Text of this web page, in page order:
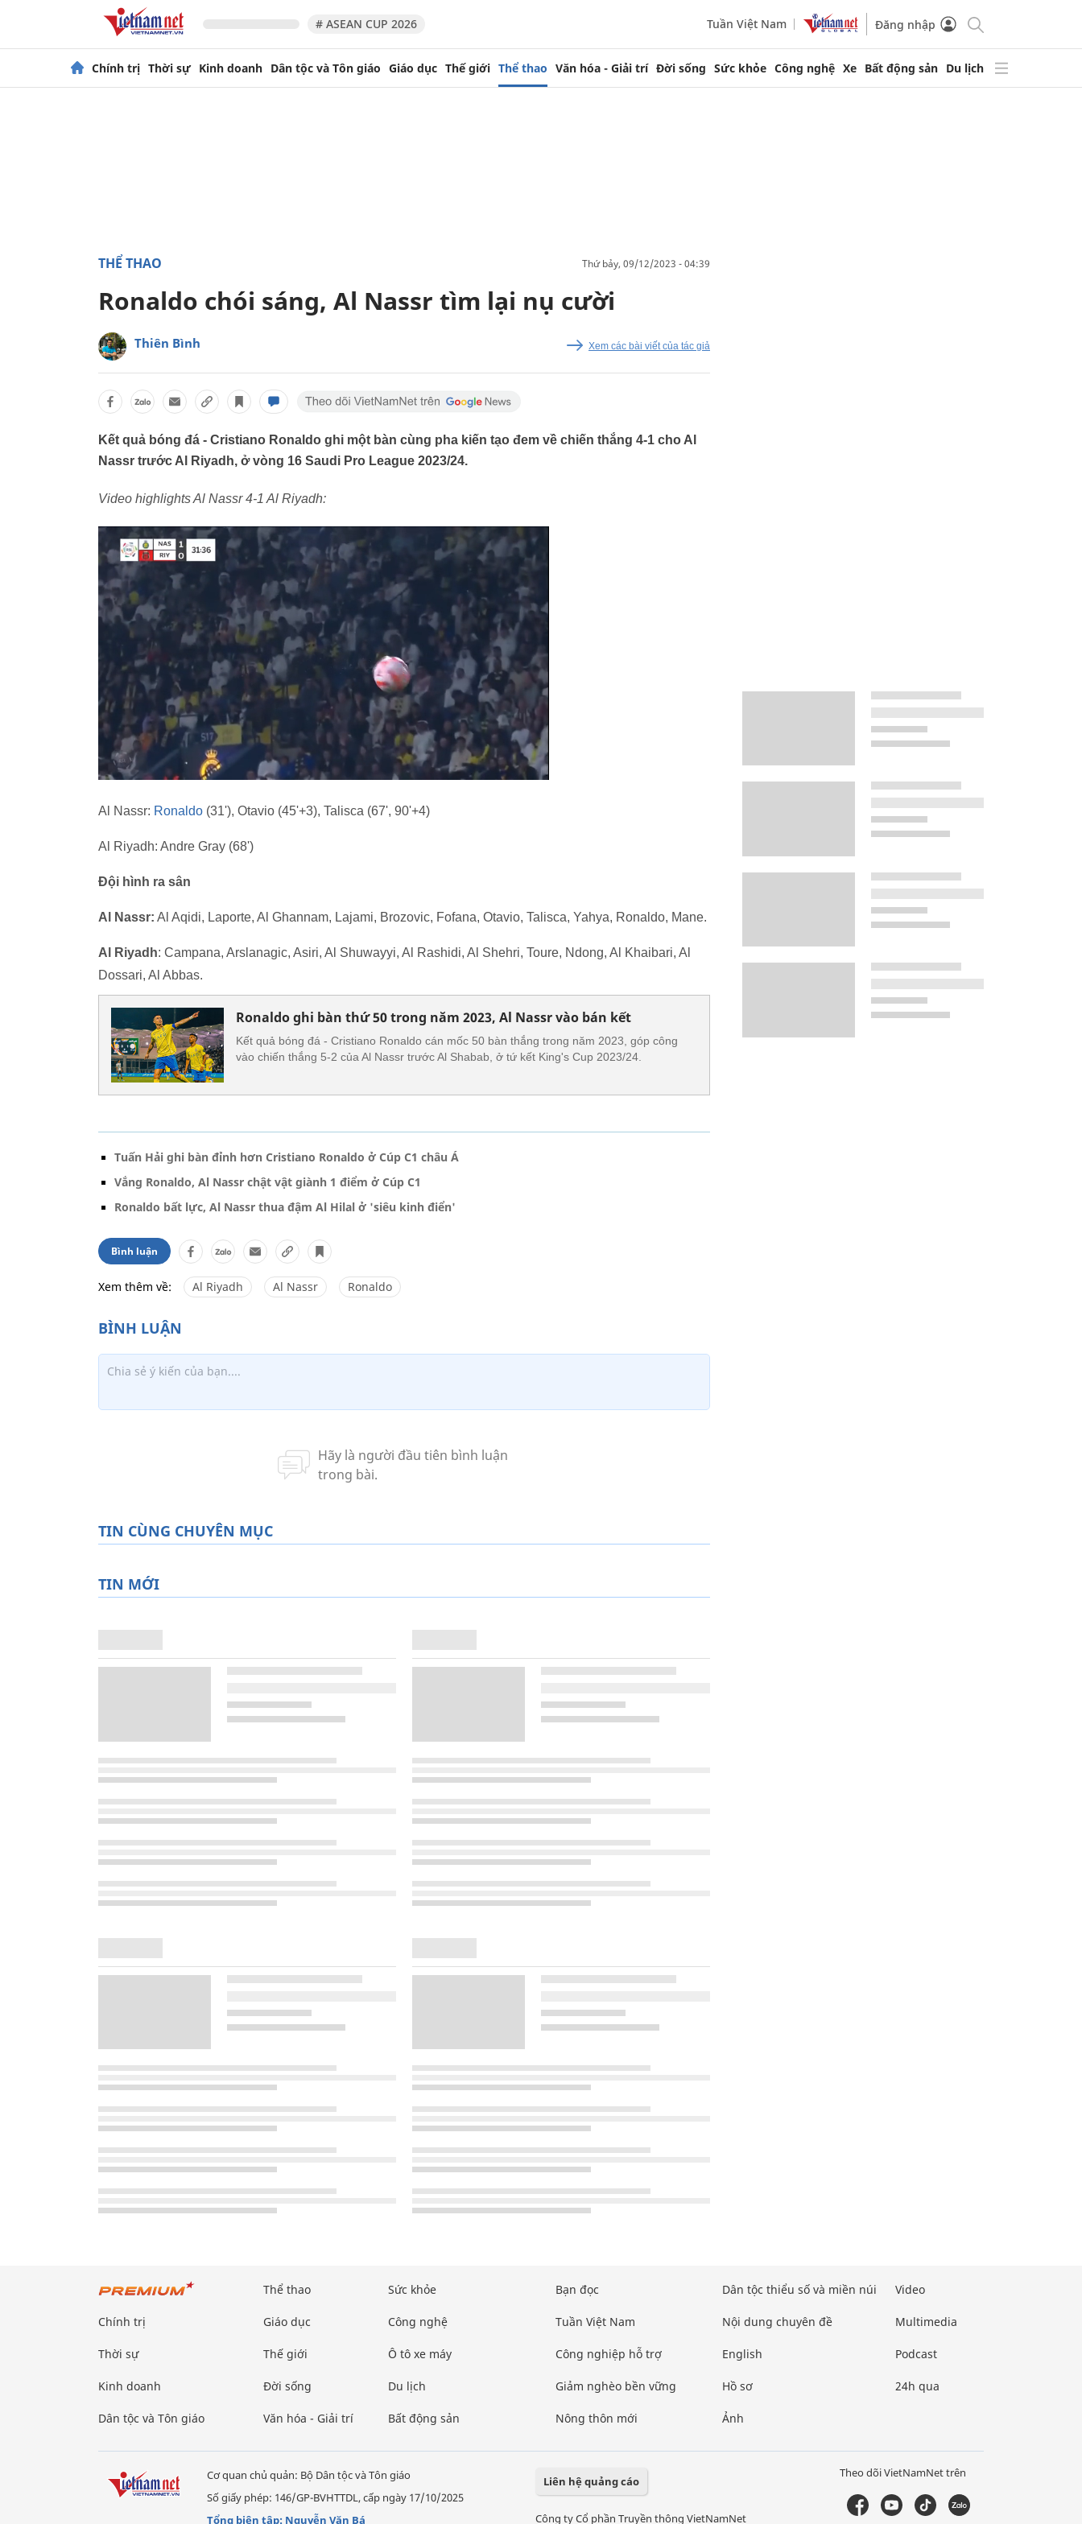
# ASEAN CUP 2026 Tuần Việt Nam Đăng nhập
Chính trị Thời sự Kinh doanh Dân tộc và Tôn giáo Giáo dục Thế giới Thể thao Văn hóa - Giải trí Đời sống Sức khỏe Công nghệ Xe Bất động sản Du lịch
THỂ THAO thứ bảy, 09/12/2023 - 04:39
Ronaldo chói sáng, Al Nassr tìm lại nụ cười
Thiên Bình Xem các bài viết của tác giả
Kết quả bóng đá - Cristiano Ronaldo ghi một bàn cùng pha kiến tạo đem về chiến thắng 4-1 cho Al
Nassr trước Al Riyadh, ở vòng 16 Saudi Pro League 2023/24.
Video highlights Al Nassr 4-1 Al Riyadh:
Al Nassr: Ronaldo (31'), Otavio (45'+3), Talisca (67', 90'+4)
Al Riyadh: Andre Gray (68')
Đội hình ra sân
Al Nassr: Al Aqidi, Laporte, Al Ghannam, Lajami, Brozovic, Fofana, Otavio, Talisca, Yahya, Ronaldo, Mane.
Al Riyadh: Campana, Arslanagic, Asiri, Al Shuwayyi, Al Rashidi, Al Shehri, Toure, Ndong, Al Khaibari, Al
Dossari, Al Abbas.
Ronaldo ghi bàn thứ 50 trong năm 2023, Al Nassr vào bán kết
Kết quả bóng đá - Cristiano Ronaldo cán mốc 50 bàn thắng trong năm 2023, góp công
vào chiến thắng 5-2 của Al Nassr trước Al Shabab, ở tứ kết King's Cup 2023/24.
Tuấn Hải ghi bàn đỉnh hơn Cristiano Ronaldo ở Cúp C1 châu Á
Vắng Ronaldo, Al Nassr chật vật giành 1 điểm ở Cúp C1
Ronaldo bất lực, Al Nassr thua đậm Al Hilal ở 'siêu kinh điển'
Bình luận
Xem thêm về: Al Riyadh Al Nassr Ronaldo
TIN CÙNG CHUYÊN MỤC
TIN MỚI
Chính trị
Thời sự
Kinh doanh
Dân tộc và Tôn giáo
Thể thao
Giáo dục
Thế giới
Đời sống
Văn hóa - Giải trí
Sức khỏe
Công nghệ
Ô tô xe máy
Du lịch
Bất động sản
Bạn đọc
Tuần Việt Nam
Công nghiệp hỗ trợ
Giảm nghèo bền vững
Nông thôn mới
Dân tộc thiểu số và miền núi
Nội dung chuyên đề
English
Hồ sơ
Ảnh
Video
Multimedia
Podcast
24h qua
Cơ quan chủ quản: Bộ Dân tộc và Tôn giáo
Số giấy phép: 146/GP-BVHTTDL, cấp ngày 17/10/2025
Tổng biên tập: Nguyễn Văn Bá
Liên hệ quảng cáo
Công ty Cổ phần Truyền thông VietNamNet
Theo dõi VietNamNet trên